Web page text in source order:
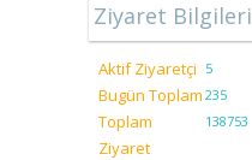
Ziyaret Bilgileri
Aktif Ziyaretçi 5
Bugün Toplam 235
Toplam
Ziyaret
138753